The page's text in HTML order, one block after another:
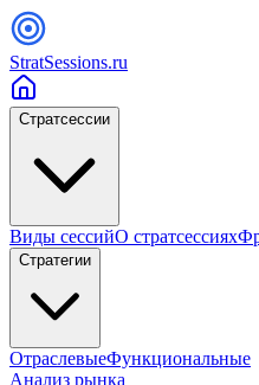
StratSessions.ru
Стратсессии
Виды сессийО стратсессиях
Стратегии
ОтраслевыеФункциональные
Анализ рынка